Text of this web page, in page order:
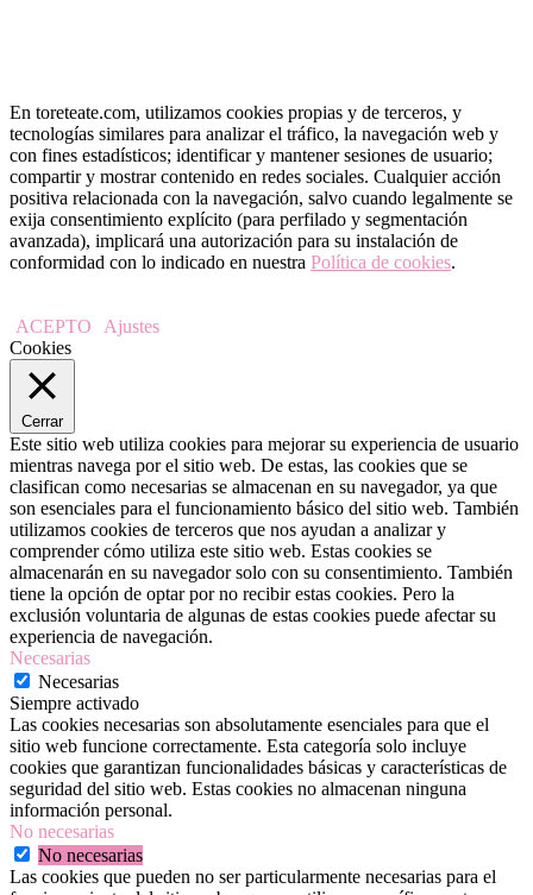
En toreteate.com, utilizamos cookies propias y de terceros, y
tecnologías similares para analizar el tráfico, la navegación web y
con fines estadísticos; identificar y mantener sesiones de usuario;
compartir y mostrar contenido en redes sociales. Cualquier acción
positiva relacionada con la navegación, salvo cuando legalmente se
exija consentimiento explícito (para perfilado y segmentación
avanzada), implicará una autorización para su instalación de
conformidad con lo indicado en nuestra Política de cookies.
ACEPTO
Ajustes
Cookies
Cerrar
Este sitio web utiliza cookies para mejorar su experiencia de usuario
mientras navega por el sitio web. De estas, las cookies que se
clasifican como necesarias se almacenan en su navegador, ya que
son esenciales para el funcionamiento básico del sitio web. También
utilizamos cookies de terceros que nos ayudan a analizar y
comprender cómo utiliza este sitio web. Estas cookies se
almacenarán en su navegador solo con su consentimiento. También
tiene la opción de optar por no recibir estas cookies. Pero la
exclusión voluntaria de algunas de estas cookies puede afectar su
experiencia de navegación.
Necesarias
Necesarias
Siempre activado
Las cookies necesarias son absolutamente esenciales para que el
sitio web funcione correctamente. Esta categoría solo incluye
cookies que garantizan funcionalidades básicas y características de
seguridad del sitio web. Estas cookies no almacenan ninguna
información personal.
No necesarias
No necesarias
Las cookies que pueden no ser particularmente necesarias para el